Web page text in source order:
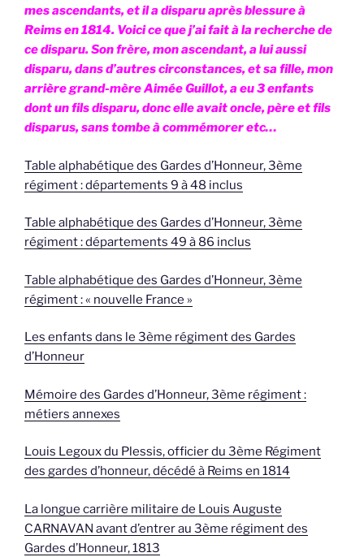
mes ascendants, et il a disparu après blessure à
Reims en 1814. Voici ce que j’ai fait à la recherche de
ce disparu. Son frère, mon ascendant, a lui aussi
disparu, dans d’autres circonstances, et sa fille, mon
arrière grand-mère Aimée Guillot, a eu 3 enfants
dont un fils disparu, donc elle avait oncle, père et fils
disparus, sans tombe à commémorer etc…
Table alphabétique des Gardes d’Honneur, 3ème
régiment : départements 9 à 48 inclus
Table alphabétique des Gardes d’Honneur, 3ème
régiment : départements 49 à 86 inclus
Table alphabétique des Gardes d’Honneur, 3ème
régiment : « nouvelle France »
Les enfants dans le 3ème régiment des Gardes
d’Honneur
Mémoire des Gardes d’Honneur, 3ème régiment :
métiers annexes
Louis Legoux du Plessis, officier du 3ème Régiment
des gardes d’honneur, décédé à Reims en 1814
La longue carrière militaire de Louis Auguste
CARNAVAN avant d’entrer au 3ème régiment des
Gardes d’Honneur, 1813